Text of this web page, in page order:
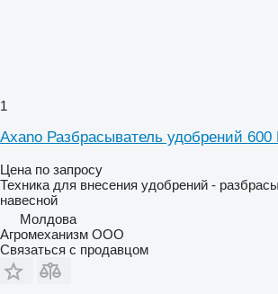
1
Axano Разбрасыватель удобрений 600
Цена по запросу
Техника для внесения удобрений -
навесной
Молдова
Агромеханизм ООО
Связаться с продавцом